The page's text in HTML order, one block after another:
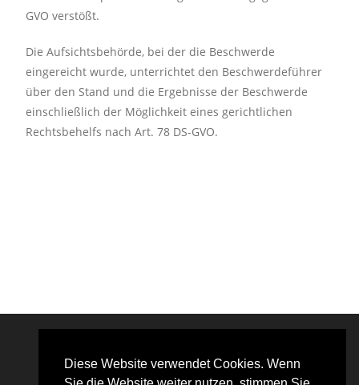
Diese Website verwendet Cookies. Wenn
GVO verstößt.
Die Aufsichtsbehörde, bei der die Beschwerde
eingereicht wurde, unterrichtet den Beschwerdeführer
über den Stand und die Ergebnisse der Beschwerde
einschließlich der Möglichkeit eines gerichtlichen
Rechtsbehelfs nach Art. 78 DS-GVO.